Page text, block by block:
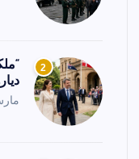
2
مارس